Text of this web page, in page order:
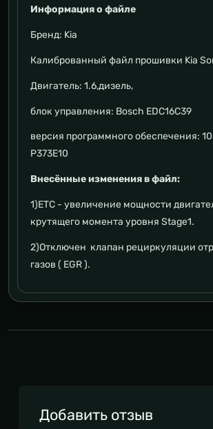
Информация о файле
Бренд: Kia
Калиброванный файл прошивки Kia
Двигатель: 1.6,дизель,
блок управления: Bosch EDC16C39
версия программного обеспечения:
P373E10
Внесённые изменения в файл:
1)ETC - увеличение мощности
крутящего момента уровня Stage1.
2)Отключен клапан рециркуляции
газов ( EGR ).
Добавить отзыв